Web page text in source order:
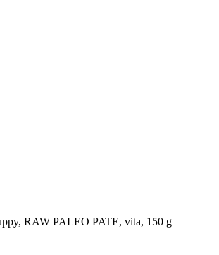
RAW PALEO PATE, vita, 150 g